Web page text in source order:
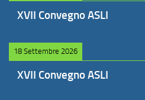
XVII Convegno ASLI
18 Settembre 2026
XVII Convegno ASLI